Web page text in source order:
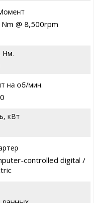
@ 8,500rpm
Нм.
на об/мин.
кВт
controlled digital /